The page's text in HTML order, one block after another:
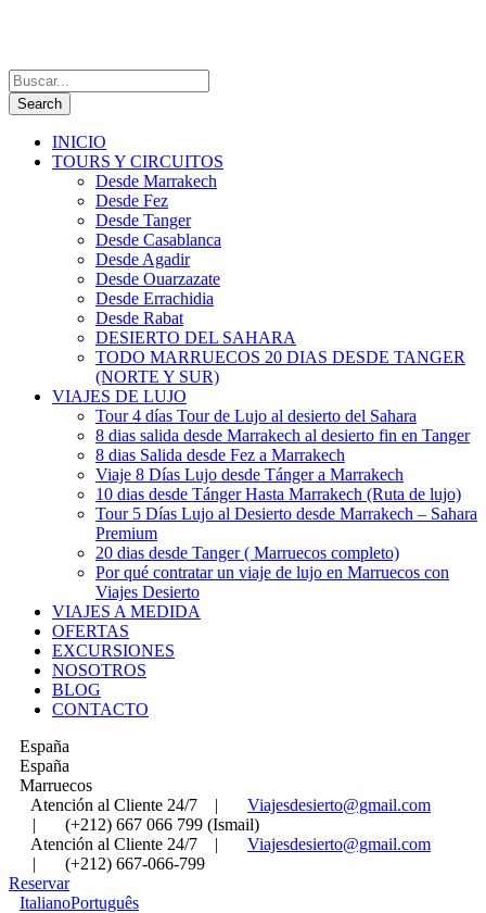
INICIO
TOURS Y CIRCUITOS
Desde Marrakech
Desde Fez
Desde Tanger
Desde Casablanca
Desde Agadir
Desde Ouarzazate
Desde Errachidia
Desde Rabat
DESIERTO DEL SAHARA
TODO MARRUECOS 20 DIAS DESDE TANGER
(NORTE Y SUR)
VIAJES DE LUJO
Tour 4 días Tour de Lujo al desierto del Sahara
8 dias salida desde Marrakech al desierto fin en Tanger
8 dias Salida desde Fez a Marrakech
Viaje 8 Días Lujo desde Tánger a Marrakech
10 dias desde Tánger Hasta Marrakech (Ruta de lujo)
Tour 5 Días Lujo al Desierto desde Marrakech – Sahara
Premium
20 dias desde Tanger ( Marruecos completo)
Por qué contratar un viaje de lujo en Marruecos con
Viajes Desierto
VIAJES A MEDIDA
OFERTAS
EXCURSIONES
NOSOTROS
BLOG
CONTACTO
España
España
Marruecos
Atención al Cliente 24/7
|
Viajesdesierto@gmail.com
|
(+212) 667 066 799 (Ismail)
Atención al Cliente 24/7
|
Viajesdesierto@gmail.com
|
(+212) 667-066-799
Reservar
ItalianoPortuguês